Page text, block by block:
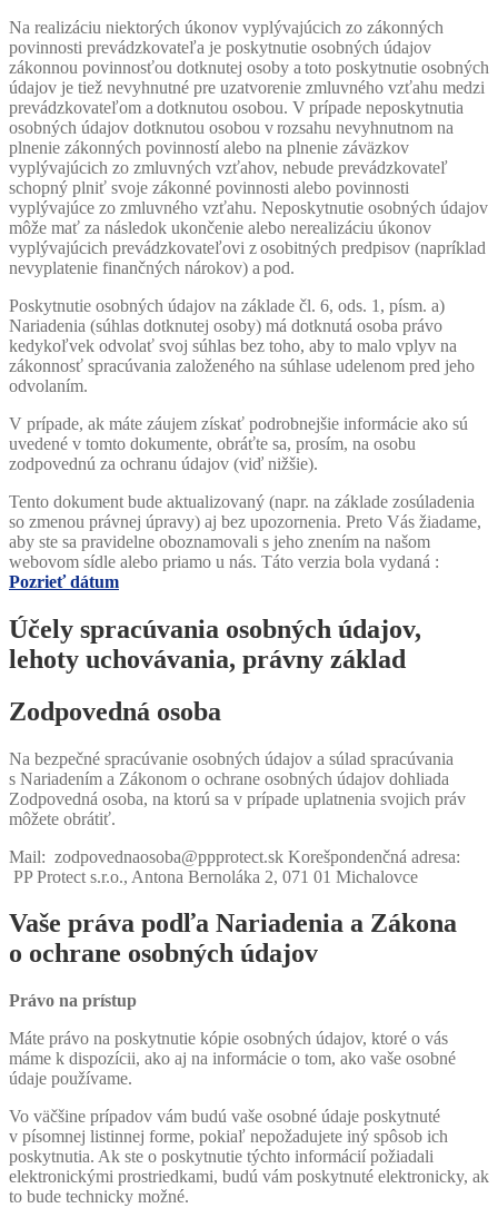
Na realizáciu niektorých úkonov vyplývajúcich zo zákonných
povinnosti prevádzkovateľa je poskytnutie osobných údajov
zákonnou povinnosťou dotknutej osoby a toto poskytnutie osobných
údajov je tiež nevyhnutné pre uzatvorenie zmluvného vzťahu medzi
prevádzkovateľom a dotknutou osobou. V prípade neposkytnutia
osobných údajov dotknutou osobou v rozsahu nevyhnutnom na
plnenie zákonných povinností alebo na plnenie záväzkov
vyplývajúcich zo zmluvných vzťahov, nebude prevádzkovateľ
schopný plniť svoje zákonné povinnosti alebo povinnosti
vyplývajúce zo zmluvného vzťahu. Neposkytnutie osobných údajov
môže mať za následok ukončenie alebo nerealizáciu úkonov
vyplývajúcich prevádzkovateľovi z osobitných predpisov (napríklad
nevyplatenie finančných nárokov) a pod.
Poskytnutie osobných údajov na základe čl. 6, ods. 1, písm. a)
Nariadenia (súhlas dotknutej osoby) má dotknutá osoba právo
kedykoľvek odvolať svoj súhlas bez toho, aby to malo vplyv na
zákonnosť spracúvania založeného na súhlase udelenom pred jeho
odvolaním.
V prípade, ak máte záujem získať podrobnejšie informácie ako sú
uvedené v tomto dokumente, obráťte sa, prosím, na osobu
zodpovednú za ochranu údajov (viď nižšie).
Tento dokument bude aktualizovaný (napr. na základe zosúladenia
so zmenou právnej úpravy) aj bez upozornenia. Preto Vás žiadame,
aby ste sa pravidelne oboznamovali s jeho znením na našom
webovom sídle alebo priamo u nás. Táto verzia bola vydaná :
Pozrieť dátum
Účely spracúvania osobných údajov,
lehoty uchovávania, právny základ
Zodpovedná osoba
Na bezpečné spracúvanie osobných údajov a súlad spracúvania
s Nariadením a Zákonom o ochrane osobných údajov dohliada
Zodpovedná osoba, na ktorú sa v prípade uplatnenia svojich práv
môžete obrátiť.
Mail: zodpovednaosoba@ppprotect.sk Korešpondenčná adresa:
PP Protect s.r.o., Antona Bernoláka 2, 071 01 Michalovce
Vaše práva podľa Nariadenia a Zákona
o ochrane osobných údajov
Právo na prístup
Máte právo na poskytnutie kópie osobných údajov, ktoré o vás
máme k dispozícii, ako aj na informácie o tom, ako vaše osobné
údaje používame.
Vo väčšine prípadov vám budú vaše osobné údaje poskytnuté
v písomnej listinnej forme, pokiaľ nepožadujete iný spôsob ich
poskytnutia. Ak ste o poskytnutie týchto informácií požiadali
elektronickými prostriedkami, budú vám poskytnuté elektronicky, ak
to bude technicky možné.